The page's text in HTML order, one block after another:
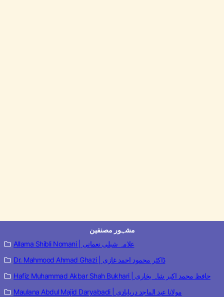
مشہور مصنفین
Allama Shibli Nomani | علامہ شبلی نعمانی
Dr. Mahmood Ahmad Ghazi | ڈاکٹر محمود احمد غازی
Hafiz Muhammad Akbar Shah Bukhari | حافظ محمد اکبر شاہ بخاری
Maulana Abdul Majid Daryabadi | مولانا عبد الماجد دریابادی